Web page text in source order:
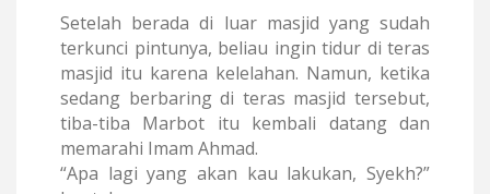
Setelah berada di luar masjid yang sudah
terkunci pintunya, beliau ingin tidur di teras
masjid itu karena kelelahan. Namun, ketika
sedang berbaring di teras masjid tersebut,
tiba-tiba Marbot itu kembali datang dan
memarahi Imam Ahmad.
“Apa lagi yang akan kau lakukan, Syekh?”